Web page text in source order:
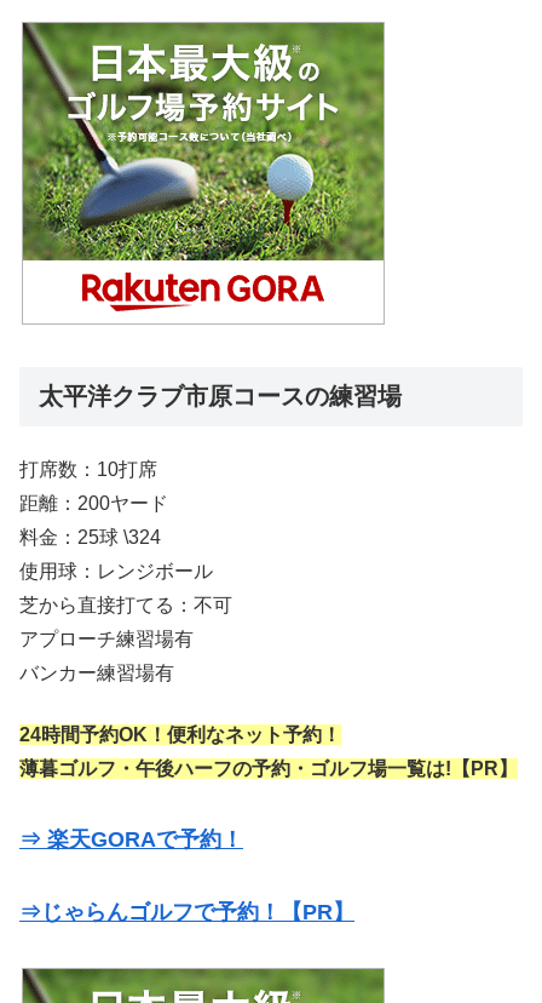
太平洋クラブ市原コースの練習場
打席数：10打席
距離：200ヤード
料金：25球 \324
使用球：レンジボール
芝から直接打てる：不可
アプローチ練習場有
バンカー練習場有
24時間予約OK！便利なネット予約！
薄暮ゴルフ・午後ハーフの予約・ゴルフ場一覧は!【PR】
⇒ 楽天GORAで予約！
⇒じゃらんゴルフで予約！【PR】